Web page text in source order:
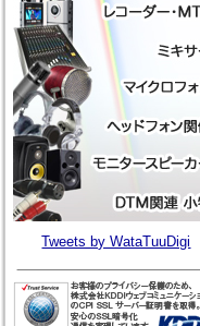
Tweets by WataTuuDigi